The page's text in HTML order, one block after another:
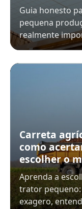
Guia honesto
pequena
realmente
Carreta
como
escolher o
Aprenda a
trator
exagero,